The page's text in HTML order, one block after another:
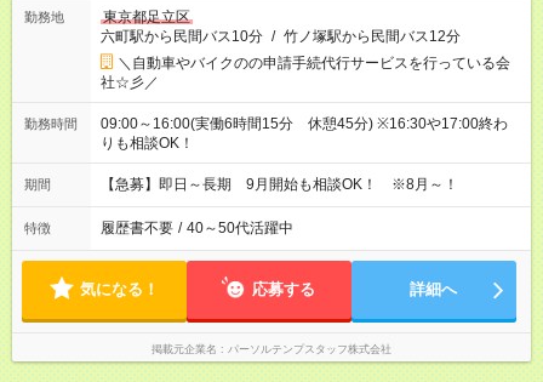
勤務地
東京都足立区
六町駅から民間バス10分 / 竹ノ塚駅から民間バス12分
＼自動車やバイクのの申請手続代行サービスを行っている会
社☆彡／
勤務時間
09:00～16:00(実働6時間15分 休憩45分) ※16:30や17:00終わ
りも相談OK！
期間 【急募】即日～長期 9月開始も相談OK！ ※8月～！
特徴 履歴書不要 / 40～50代活躍中
気になる！ 応募する 詳細へ
掲載元企業名 パーソルテンプスタッフ株式会社